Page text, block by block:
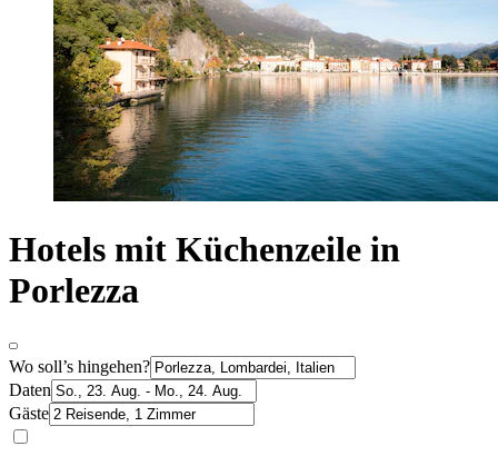
Hotels mit Küchenzeile in
Porlezza
Wo soll’s hingehen?
Daten
Gäste